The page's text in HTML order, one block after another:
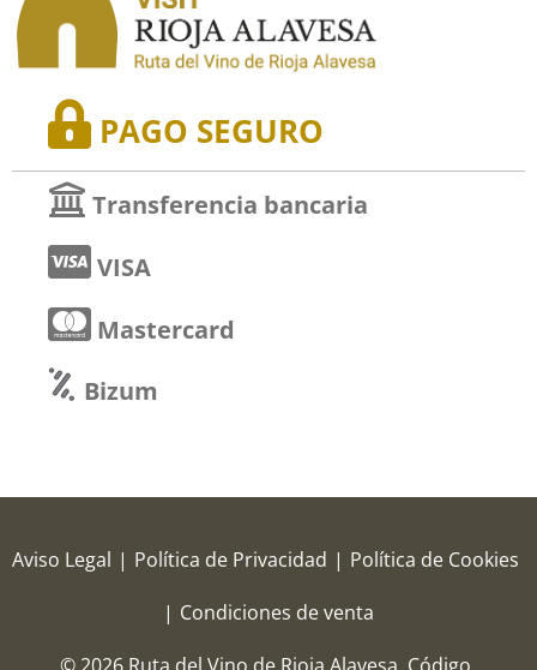
PAGO SEGURO
Transferencia bancaria
VISA
Mastercard
Bizum
Aviso Legal | Política de Privacidad | Política de Cookies
| Condiciones de venta